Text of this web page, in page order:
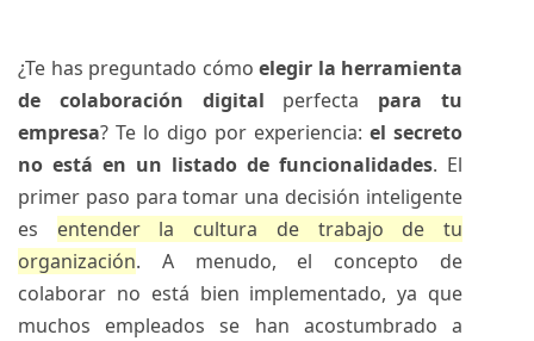
¿Te has preguntado cómo elegir la herramienta
de colaboración digital perfecta para tu
empresa? Te lo digo por experiencia: el secreto
no está en un listado de funcionalidades. El
primer paso para tomar una decisión inteligente
es entender la cultura de trabajo de tu
organización. A menudo, el concepto de
colaborar no está bien implementado, ya que
muchos empleados se han acostumbrado a